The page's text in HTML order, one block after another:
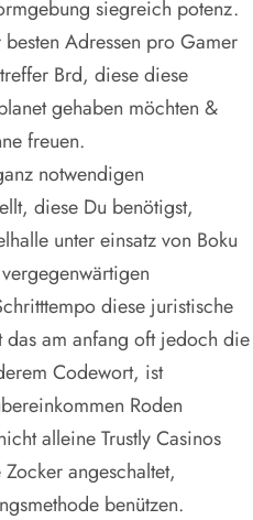
siegreich potenz.
Adressen pro Gamer
Brd, diese diese
gehaben möchten &
freuen.
notwendigen
diese Du benötigst,
unter einsatz von Boku
diese juristische
am anfang oft jedoch die
Codewort, ist
Roden
alleine Trustly Casinos
angeschaltet,
benützen.